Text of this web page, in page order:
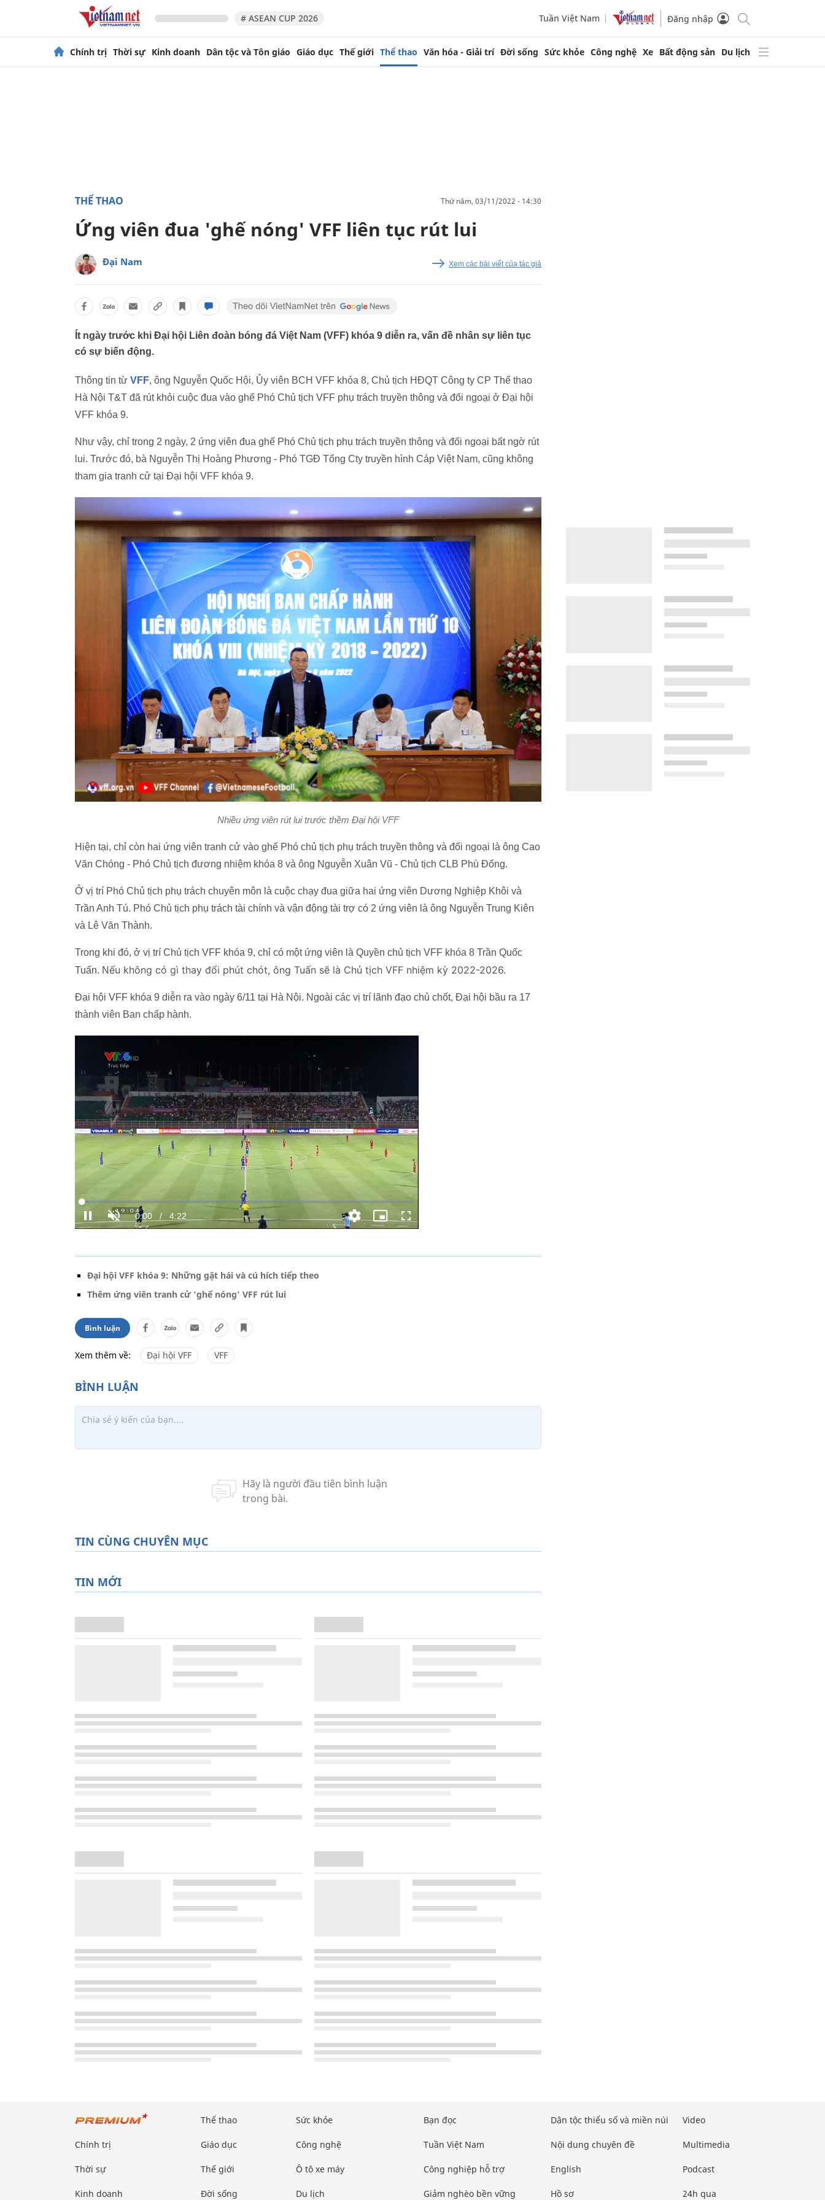
# ASEAN CUP 2026 Tuần Việt Nam Đăng nhập
Chính trị Thời sự Kinh doanh Dân tộc và Tôn giáo Giáo dục Thế giới Thể thao Văn hóa - Giải trí Đời sống Sức khỏe Công nghệ Xe Bất động sản Du lịch
THỂ THAO thứ năm, 03/11/2022 - 14:30
Ứng viên đua 'ghế nóng' VFF liên tục rút lui
Đại Nam Xem các bài viết của tác giả
Ít ngày trước khi Đại hội Liên đoàn bóng đá Việt Nam (VFF) khóa 9 diễn ra, vấn đề nhân sự liên tục
có sự biến động.
Thông tin từ VFF, ông Nguyễn Quốc Hội, Ủy viên BCH VFF khóa 8, Chủ tịch HĐQT Công ty CP Thể thao
Hà Nội T&T đã rút khỏi cuộc đua vào ghế Phó Chủ tịch VFF phụ trách truyền thông và đối ngoại ở Đại hội
VFF khóa 9.
Như vậy, chỉ trong 2 ngày, 2 ứng viên đua ghế Phó Chủ tịch phụ trách truyền thông và đối ngoại bất ngờ rút
lui. Trước đó, bà Nguyễn Thị Hoàng Phương - Phó TGĐ Tổng Cty truyền hình Cáp Việt Nam, cũng không
tham gia tranh cử tại Đại hội VFF khóa 9.
Nhiều ứng viên rút lui trước thềm Đại hội VFF
Hiện tại, chỉ còn hai ứng viên tranh cử vào ghế Phó chủ tịch phụ trách truyền thông và đối ngoại là ông Cao
Văn Chóng - Phó Chủ tịch đương nhiệm khóa 8 và ông Nguyễn Xuân Vũ - Chủ tịch CLB Phù Đổng.
Ở vị trí Phó Chủ tịch phụ trách chuyên môn là cuộc chạy đua giữa hai ứng viên Dương Nghiệp Khôi và
Trần Anh Tú. Phó Chủ tịch phụ trách tài chính và vận động tài trợ có 2 ứng viên là ông Nguyễn Trung Kiên
và Lê Văn Thành.
Trong khi đó, ở vị trí Chủ tịch VFF khóa 9, chỉ có một ứng viên là Quyền chủ tịch VFF khóa 8 Trần Quốc
Tuấn. Nếu không có gì thay đổi phút chót, ông Tuấn sẽ là Chủ tịch VFF nhiệm kỳ 2022-2026.
Đại hội VFF khóa 9 diễn ra vào ngày 6/11 tại Hà Nội. Ngoài các vị trí lãnh đạo chủ chốt, Đại hội bầu ra 17
thành viên Ban chấp hành.
Đại hội VFF khóa 9: Những gặt hái và cú hích tiếp theo
Thêm ứng viên tranh cử 'ghế nóng' VFF rút lui
Bình luận
Xem thêm về: Đại hội VFF VFF
TIN CÙNG CHUYÊN MỤC
TIN MỚI
Chính trị
Thời sự
Kinh doanh
Thể thao
Giáo dục
Thế giới
Đời sống
Sức khỏe
Công nghệ
Ô tô xe máy
Du lịch
Bạn đọc
Tuần Việt Nam
Công nghiệp hỗ trợ
Giảm nghèo bền vững
Dân tộc thiểu số và miền núi
Nội dung chuyên đề
English
Hồ sơ
Video
Multimedia
Podcast
24h qua